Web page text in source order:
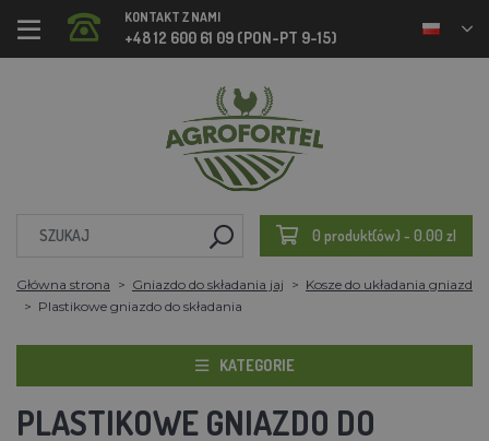
KONTAKT Z NAMI
+48 12 600 61 09 (PON-PT 9-15)
0 produkt(ów) - 0.00 zl
Główna strona Gniazdo do składania jaj
Kosze do układania gniazd
Plastikowe gniazdo do składania
KATEGORIE
PLASTIKOWE GNIAZDO DO